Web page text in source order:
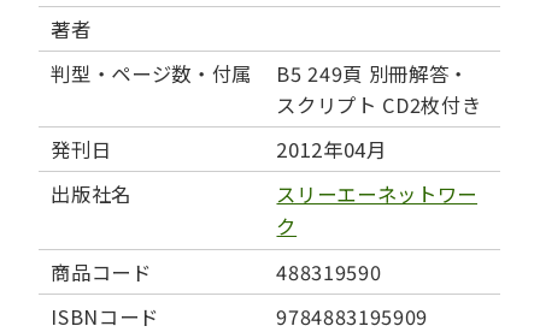
著者
判型・ページ数・付属
B5 249頁 別冊解答・
スクリプト CD2枚付き
発刊日
2012年04月
出版社名
スリーエーネットワー
ク
商品コード
488319590
ISBNコード
9784883195909